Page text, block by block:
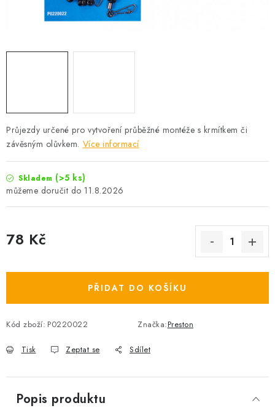
Péče o rybu
Průjezdy určené pro vytvoření průběžné montéže s krmítkem či
závěsným olůvkem. Více informací
Skladem (>5 ks)
11.8.2026
78 Kč
PŘIDAT DO KOŠÍKU
Kód zboží: P0220022 Značka:Preston
Tisk Zeptat se Sdílet
Popis produktu